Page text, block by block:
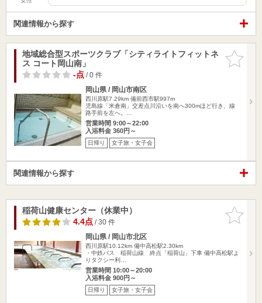
関連情報から探す
お気に入
りに追加
地域総合型スポーツクラブ「シティライトフィットネ
ス コート岡山南」
-点/ 0 件
岡山県 / 岡山市南区
西川原駅7.29km 備前西市駅997m
児島線「米倉南」交差点川沿いを南へ300mほど行き、線
路手前を左へ。…
営業時間 9:00～22:00
入浴料金 360円～
日帰り 女子旅・女子会
関連情報から探す
お気に入
りに追加
稲荷山健康センター（休業中）
4.4点/ 30 件
岡山県 / 岡山市北区
西川原駅10.12km 備中高松駅2.30km
・中鉄バス 稲荷山線 終点「稲荷山」下車 備中高松駅よ
りタクシー利…
営業時間 10:00～20:00
入浴料金 900円～
日帰り 女子旅・女子会